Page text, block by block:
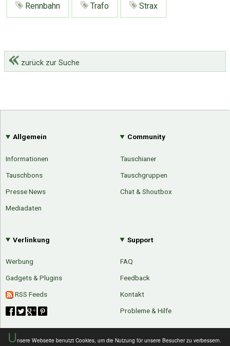
Unsere Webseite benutzt Cookies, um die Nutzung für unsere Besucher zu verbessern.
Rennbahn Trafo Strax
zurück zur Suche
Allgemein
Informationen
Tauschbons
Presse News
Mediadaten
Community
Tauschianer
Tauschgruppen
Chat & Shoutbox
Verlinkung
Werbung
Gadgets & Plugins
RSS Feeds
Support
FAQ
Feedback
Kontakt
Probleme & Hilfe